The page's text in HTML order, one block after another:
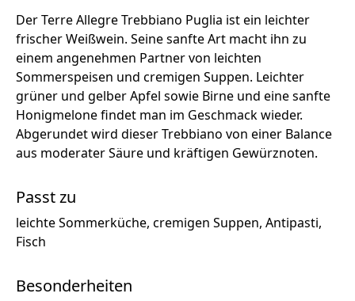
Der Terre Allegre Trebbiano Puglia ist ein leichter
frischer Weißwein. Seine sanfte Art macht ihn zu
einem angenehmen Partner von leichten
Sommerspeisen und cremigen Suppen. Leichter
grüner und gelber Apfel sowie Birne und eine sanfte
Honigmelone findet man im Geschmack wieder.
Abgerundet wird dieser Trebbiano von einer Balance
aus moderater Säure und kräftigen Gewürznoten.
Passt zu
leichte Sommerküche, cremigen Suppen, Antipasti,
Fisch
Besonderheiten